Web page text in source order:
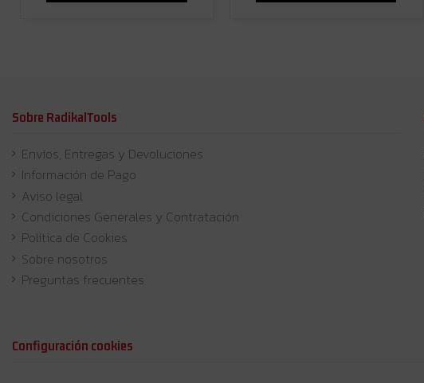
Sobre RadikalTools
Envíos, Entregas y Devoluciones
Información de Pago
Aviso legal
Condiciones Generales y Contratación
Política de Cookies
Sobre nosotros
Preguntas frecuentes
Configuración cookies